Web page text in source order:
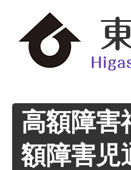
高額障害
額障害児